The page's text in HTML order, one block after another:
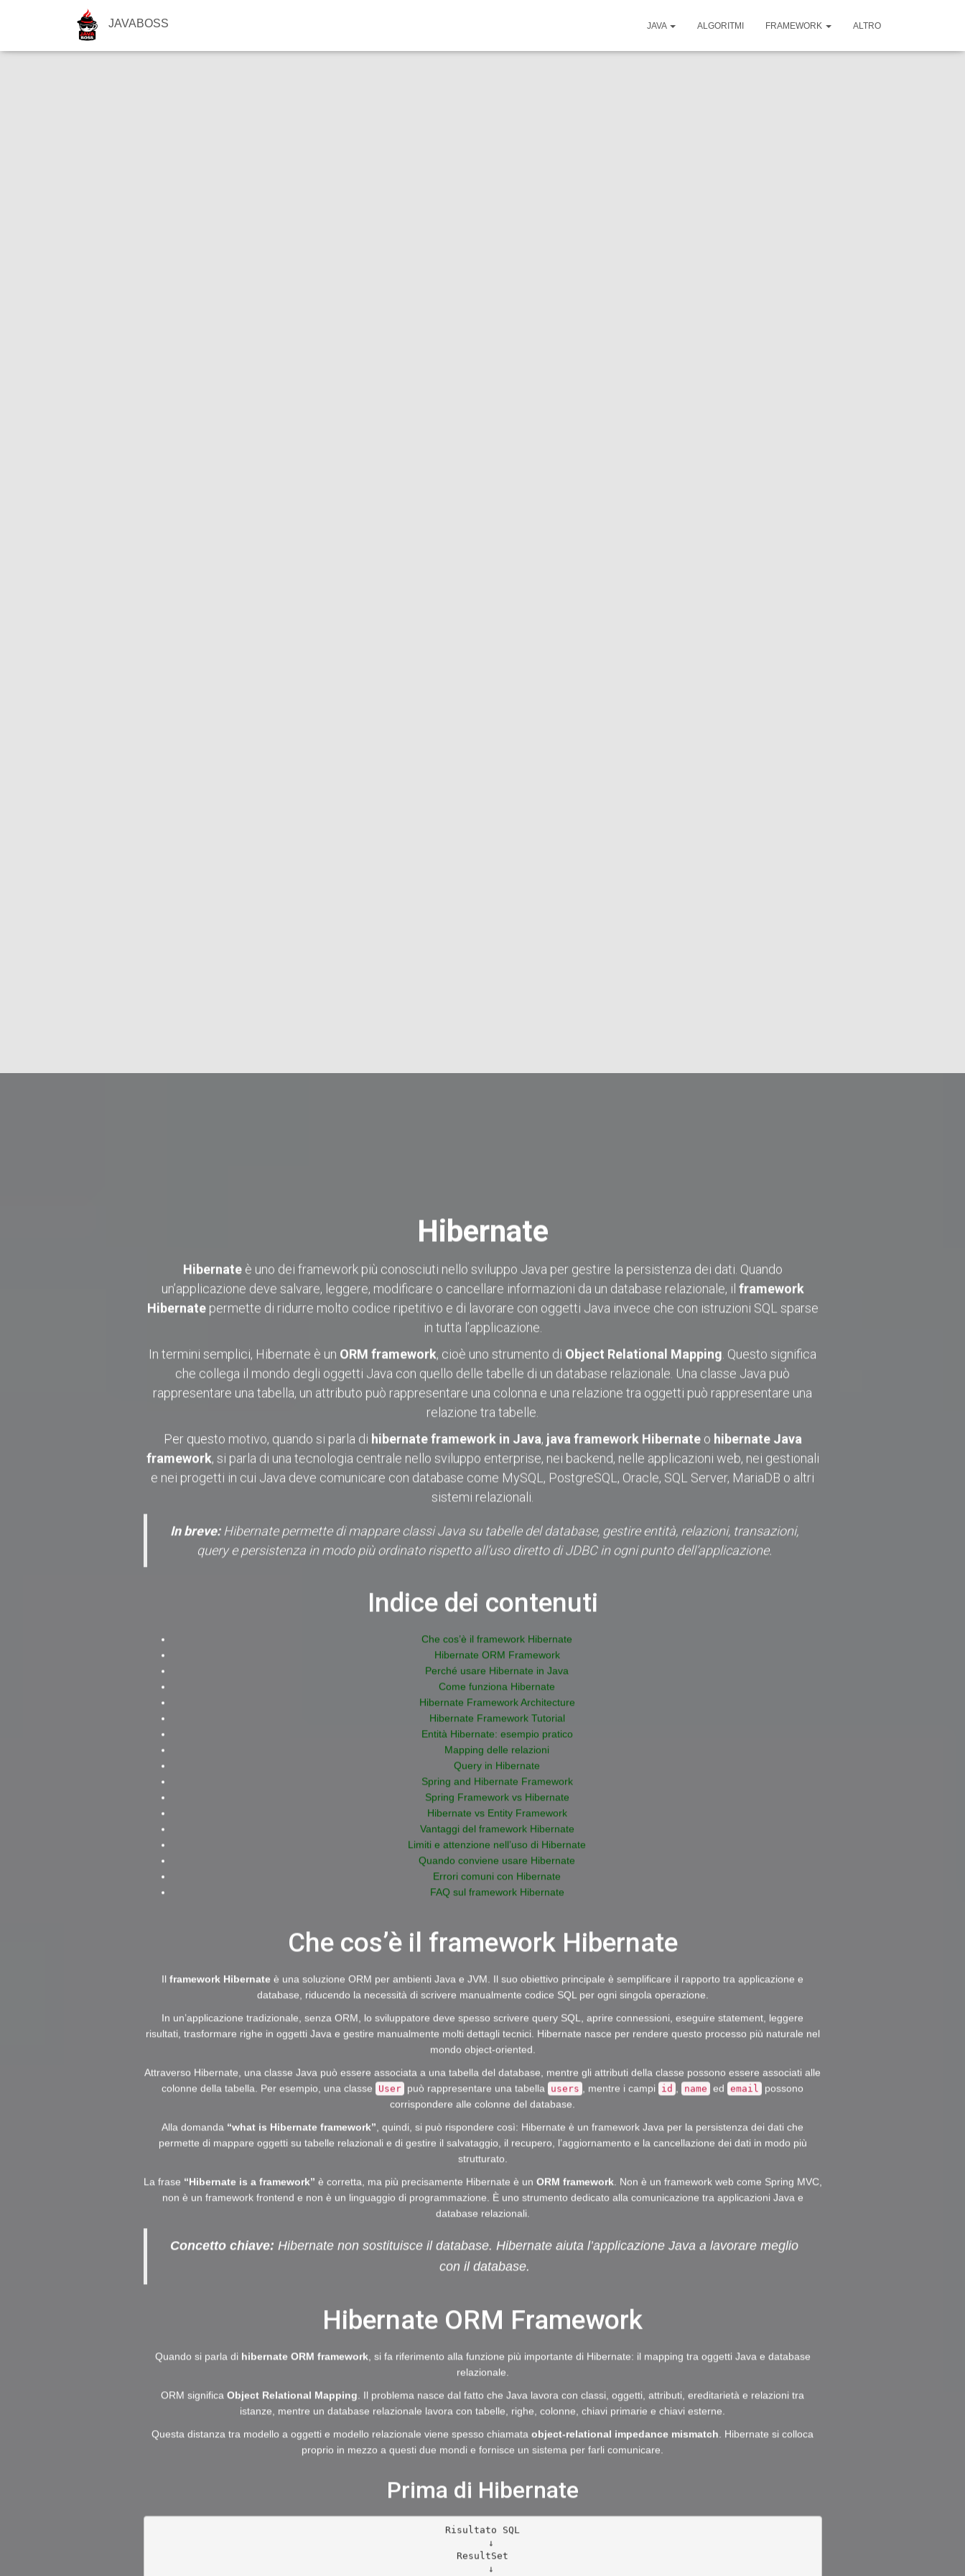
JAVABOSS JAVA ALGORITMI FRAMEWORK ALTRO
Hibernate
Hibernateè uno dei framework più conosciuti nello sviluppo Java per gestire la persistenza dei dati. Quando
un’applicazione deve salvare, leggere, modificare o cancellare informazioni da un database relazionale, il framework
Hibernatepermette di ridurre molto codice ripetitivo e di lavorare con oggetti Java invece che con istruzioni SQL sparse
in tutta l’applicazione.
In termini semplici, Hibernate è un ORM framework, cioè uno strumento di Object Relational Mapping. Questo significa
che collega il mondo degli oggetti Java con quello delle tabelle di un database relazionale. Una classe Java può
rappresentare una tabella, un attributo può rappresentare una colonna e una relazione tra oggetti può rappresentare una
relazione tra tabelle.
Per questo motivo, quando si parla di hibernate framework in Java, java framework Hibernateo hibernate Java
framework, si parla di una tecnologia centrale nello sviluppo enterprise, nei backend, nelle applicazioni web, nei gestionali
e nei progetti in cui Java deve comunicare con database come MySQL, PostgreSQL, Oracle, SQL Server, MariaDB o altri
sistemi relazionali.
In breve:Hibernate permette di mappare classi Java su tabelle del database, gestire entità, relazioni, transazioni,
query e persistenza in modo più ordinato rispetto all’uso diretto di JDBC in ogni punto dell’applicazione.
Indice dei contenuti
Che cos’è il framework Hibernate
Hibernate ORM Framework
Perché usare Hibernate in Java
Come funziona Hibernate
Hibernate Framework Architecture
Hibernate Framework Tutorial
Entità Hibernate: esempio pratico
Mapping delle relazioni
Query in Hibernate
Spring and Hibernate Framework
Spring Framework vs Hibernate
Hibernate vs Entity Framework
Vantaggi del framework Hibernate
Limiti e attenzione nell’uso di Hibernate
Quando conviene usare Hibernate
Errori comuni con Hibernate
FAQ sul framework Hibernate
Che cos’è il framework Hibernate
Il framework Hibernate è una soluzione ORM per ambienti Java e JVM. Il suo obiettivo principale è semplificare il rapporto tra applicazione e
database, riducendo la necessità di scrivere manualmente codice SQL per ogni singola operazione.
In un’applicazione tradizionale, senza ORM, lo sviluppatore deve spesso scrivere query SQL, aprire connessioni, eseguire statement, leggere
risultati, trasformare righe in oggetti Java e gestire manualmente molti dettagli tecnici. Hibernate nasce per rendere questo processo più naturale nel
mondo object-oriented.
Attraverso Hibernate, una classe Java può essere associata a una tabella del database, mentre gli attributi della classe possono essere associati alle
colonne della tabella. Per esempio, una classe
User può rappresentare una tabella users , mentre i campi id , name ed email
possono
corrispondere alle colonne del database.
Alla domanda “what is Hibernate framework”, quindi, si può rispondere così: Hibernate è un framework Java per la persistenza dei dati che
permette di mappare oggetti su tabelle relazionali e di gestire il salvataggio, il recupero, l’aggiornamento e la cancellazione dei dati in modo più
strutturato.
La frase “Hibernate is a framework” è corretta, ma più precisamente Hibernate è un ORM framework. Non è un framework web come Spring MVC,
non è un framework frontend e non è un linguaggio di programmazione. È uno strumento dedicato alla comunicazione tra applicazioni Java e
database relazionali.
Concetto chiave: Hibernate non sostituisce il database. Hibernate aiuta l’applicazione Java a lavorare meglio
con il database.
Hibernate ORM Framework
Quando si parla di hibernate ORM framework, si fa riferimento alla funzione più importante di Hibernate: il mapping tra oggetti Java e database
relazionale.
ORM significa Object Relational Mapping. Il problema nasce dal fatto che Java lavora con classi, oggetti, attributi, ereditarietà e relazioni tra
istanze, mentre un database relazionale lavora con tabelle, righe, colonne, chiavi primarie e chiavi esterne.
Questa distanza tra modello a oggetti e modello relazionale viene spesso chiamata object-relational impedance mismatch. Hibernate si colloca
proprio in mezzo a questi due mondi e fornisce un sistema per farli comunicare.
Prima di Hibernate
Risultato SQL
ResultSet